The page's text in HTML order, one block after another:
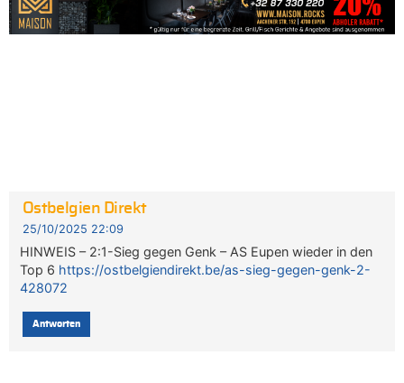
Ostbelgien Direkt
25/10/2025 22:09
HINWEIS – 2:1-Sieg gegen Genk – AS Eupen wieder in den
Top 6 https://ostbelgiendirekt.be/as-sieg-gegen-genk-2-
428072
Antworten